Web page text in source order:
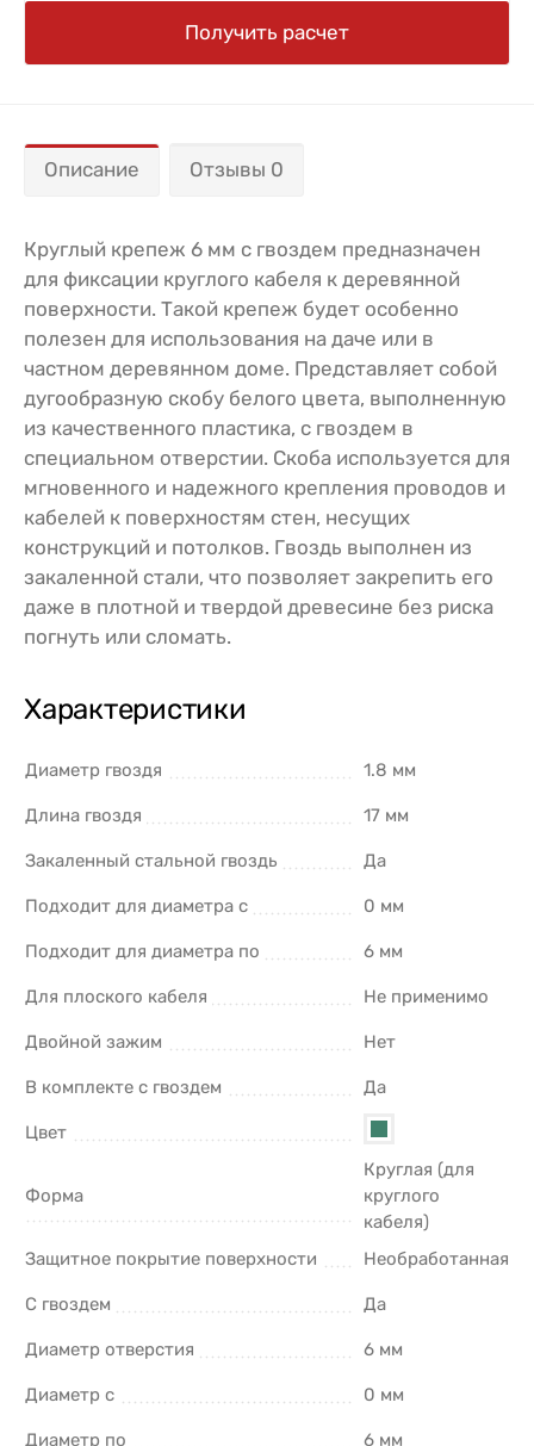
Получить расчет
Описание Отзывы 0
Круглый крепеж 6 мм с гвоздем предназначен
для фиксации круглого кабеля к деревянной
поверхности. Такой крепеж будет особенно
полезен для использования на даче или в
частном деревянном доме. Представляет собой
дугообразную скобу белого цвета, выполненную
из качественного пластика, с гвоздем в
специальном отверстии. Скоба используется для
мгновенного и надежного крепления проводов и
кабелей к поверхностям стен, несущих
конструкций и потолков. Гвоздь выполнен из
закаленной стали, что позволяет закрепить его
даже в плотной и твердой древесине без риска
погнуть или сломать.
Характеристики
Диаметр гвоздя 1.8 мм
Длина гвоздя 17 мм
Закаленный стальной гвоздь Да
Подходит для диаметра с 0 мм
Подходит для диаметра по 6 мм
Для плоского кабеля Не применимо
Двойной зажим Нет
В комплекте с гвоздем Да
Цвет
Форма
Круглая (для
круглого
кабеля)
Защитное покрытие поверхности
Необработанная
С гвоздем Да
Диаметр отверстия 6 мм
Диаметр с 0 мм
Диаметр по 6 мм